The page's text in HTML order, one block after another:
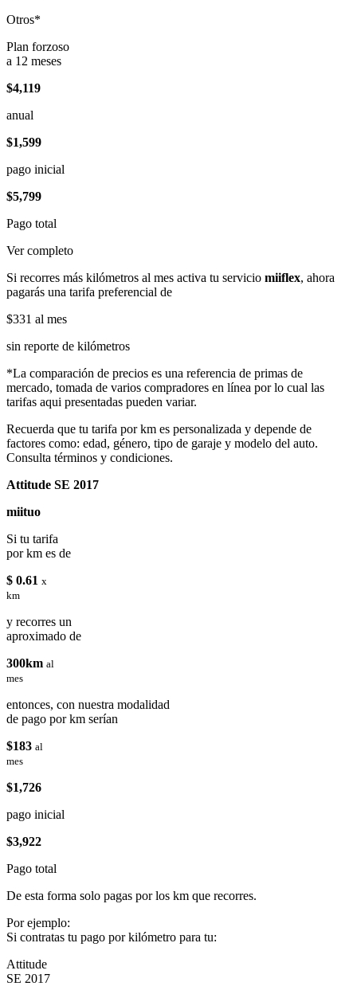
Otros*
Plan forzoso
a 12 meses
$4,119
anual
$1,599
pago inicial
$5,799
Pago total
Ver completo
Si recorres más kilómetros al mes activa tu servicio miiflex, ahora
pagarás una tarifa preferencial de
$331 al mes
sin reporte de kilómetros
*La comparación de precios es una referencia de primas de
mercado, tomada de varios compradores en línea por lo cual las
tarifas aqui presentadas pueden variar.
Recuerda que tu tarifa por km es personalizada y depende de
factores como: edad, género, tipo de garaje y modelo del auto.
Consulta términos y condiciones.
Attitude SE 2017
miituo
Si tu tarifa
por km es de
$ 0.61 x
km
y recorres un
aproximado de
300km al
mes
entonces, con nuestra modalidad
de pago por km serían
$183 al
mes
$1,726
pago inicial
$3,922
Pago total
De esta forma solo pagas por los km que recorres.
Por ejemplo:
Si contratas tu pago por kilómetro para tu:
Attitude
SE 2017